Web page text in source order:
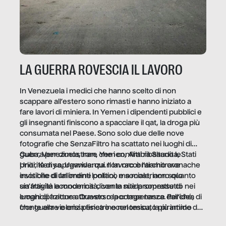
LA GUERRA ROVESCIA IL LAVORO
In Venezuela i medici che hanno scelto di non
scappare all’estero sono rimasti e hanno iniziato a
fare lavori di miniera. In Yemen i dipendenti pubblici e
gli insegnanti finiscono a spacciare il qat, la droga più
consumata nel Paese. Sono solo due delle nove
fotografie che SenzaFiltro ha scattato nei luoghi di
guerra per dimostrare che i conflitti ribaltano le
priorità di sopravvivenza. Il lavoro è l’architrave
invisibile di un ordine politico e sociale, non solo
un’attività economica: diventa nitida soprattutto nei
luoghi di frattura. Questo reportage nasce dall’idea
che guerre e crisi penetrino nel tessuto più intimo
Cuba, Venezuela, Iran, Yemen, Arabia Saudita, Stati
Uniti, Kenya, Uganda: qui non raccontiamo cronache
esotiche di fallimenti lontani, ma mostriamo quanto
sia fragile la modernità, con le sue promesse di
emancipazione attraverso la competenza. Perché, di
fronte alla violenza fisica o economica, la piramide del